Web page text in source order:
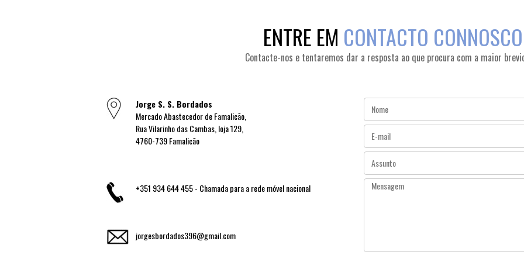
ENTRE EM CONTACTO CONNOSCO
Contacte-nos e tentaremos dar a resposta ao que procura com a maior
Jorge S. S. Bordados
Mercado Abastecedor de Famalicão,
Rua Vilarinho das Cambas, loja 129,
4760-739 Famalicão
+351 934 644 455 - Chamada para a rede móvel nacional
jorgesbordados396@gmail.com